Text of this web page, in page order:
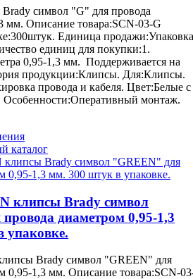
символ "G" для провода
мм. Описание товара:SCN-03-G
Единица
единиц для покупки:1.
0,95-1,3 мм. Поддерживается на
продукции:Клипсы. Для:Клипсы.
провода и кабеля. Цвет:Белые с
монтаж.
каталог
клипсы Brady символ
диаметром 0,95-1,3
упаковке.
Brady символ "GREEN" для
0,95-1,3 мм. Описание товара:SCN-